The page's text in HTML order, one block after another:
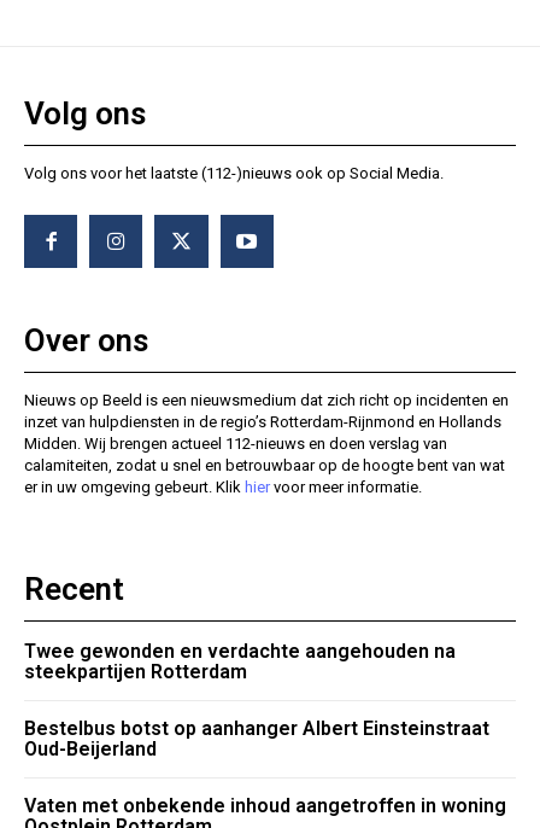
Volg ons
Volg ons voor het laatste (112-)nieuws ook op Social Media.
Over ons
Nieuws op Beeld is een nieuwsmedium dat zich richt op incidenten en
inzet van hulpdiensten in de regio’s Rotterdam-Rijnmond en Hollands
Midden. Wij brengen actueel 112-nieuws en doen verslag van
calamiteiten, zodat u snel en betrouwbaar op de hoogte bent van wat
er in uw omgeving gebeurt. Klik hiervoor meer informatie.
Recent
Twee gewonden en verdachte aangehouden na
steekpartijen Rotterdam
Bestelbus botst op aanhanger Albert Einsteinstraat
Oud-Beijerland
Vaten met onbekende inhoud aangetroffen in woning